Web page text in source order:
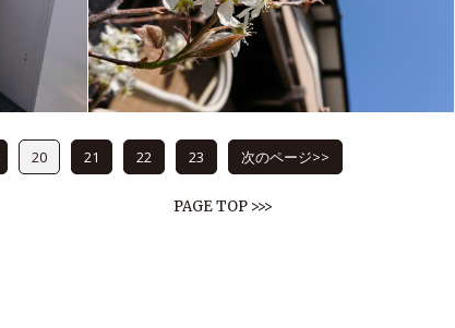
20 21 22 23 次のページ>>
PAGE TOP >>>